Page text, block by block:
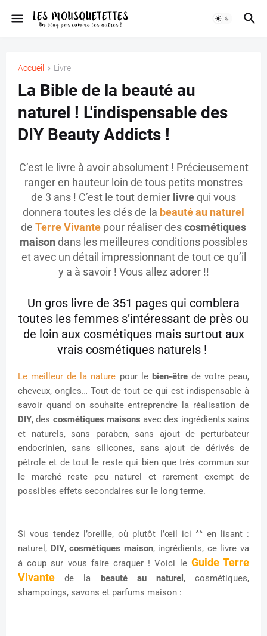
Accueil Livre
La Bible de la beauté au
naturel ! L'indispensable des
DIY Beauty Addicts !
C’est le livre à avoir absolument ! Précieusement
ranger en hauteur loin de tous petits monstres
de 3 ans ! C’est le tout dernier livre qui vous
donnera toutes les clés de la beauté au naturel
de Terre Vivante pour réaliser descosmétiques
maison dans les meilleures conditions possibles
et avec un détail impressionnant de tout ce qu’il
y a à savoir ! Vous allez adorer !!
Un gros livre de 351 pages qui comblera
toutes les femmes s’intéressant de près ou
de loin aux cosmétiques mais surtout aux
vrais cosmétiques naturels !
Le meilleur de la nature pour le bien-être de votre peau,
cheveux, ongles… Tout de tout ce qui est indispensable à
savoir quand on souhaite entreprendre la réalisation de
DIY, des cosmétiques maisons avec des ingrédients sains
et naturels, sans paraben, sans ajout de perturbateur
endocrinien, sans silicones, sans ajout de dérivés de
pétrole et de tout le reste qui bien que très commun sur
le marché reste peu naturel et rarement exempt de
possibles effets secondaires sur le long terme.
Si vous tendez l’oreille, où plutôt l’œil ici ^^ en lisant :
naturel, DIY,cosmétiques maison, ingrédients, ce livre va
à coup sur vous faire craquer ! Voici leGuide Terre
Vivantede la beauté au naturel , cosmétiques,
shampoings, savons et parfums maison :